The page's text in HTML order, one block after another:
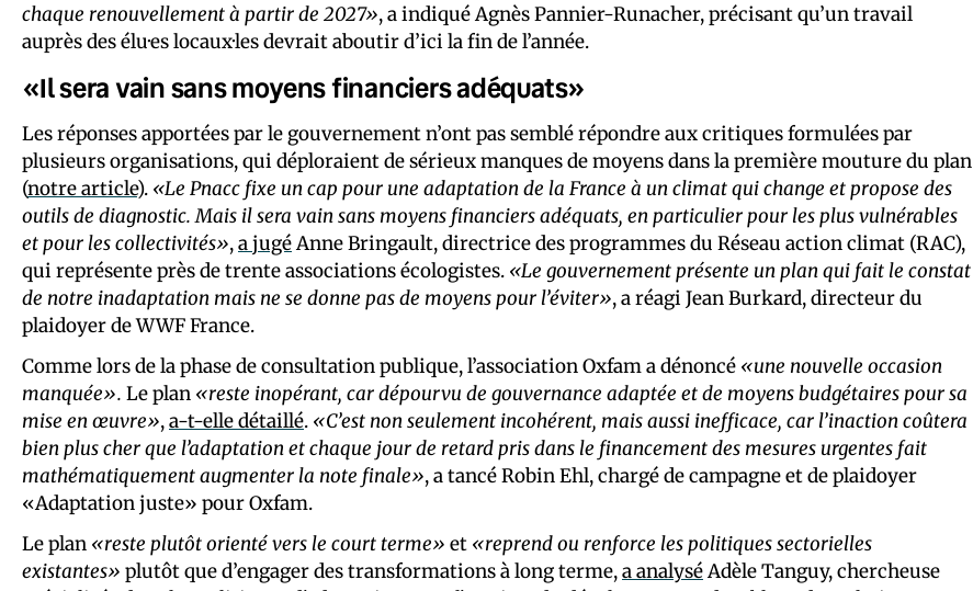
chaque renouvellement à partir de 2027», a indiqué Agnès Pannier-Runacher, précisant qu’un travail
auprès des élu·es locaux·les devrait aboutir d’ici la fin de l’année.
«Il sera vain sans moyens financiers adéquats»
Les réponses apportées par le gouvernement n’ont pas semblé répondre aux critiques formulées par
plusieurs organisations, qui déploraient de sérieux manques de moyens dans la première mouture du plan
(notre article). «Le Pnacc fixe un cap pour une adaptation de la France à un climat qui change et propose des
outils de diagnostic. Mais il sera vain sans moyens financiers adéquats, en particulier pour les plus vulnérables
et pour les collectivités»,a jugéAnne Bringault, directrice des programmes du Réseau action climat (RAC),
qui représente près de trente associations écologistes. «Le gouvernement présente un plan qui fait le constat
de notre inadaptation mais ne se donne pas de moyens pour l’éviter», a réagi Jean Burkard, directeur du
plaidoyer de WWF France.
Comme lors de la phase de consultation publique, l’association Oxfam a dénoncé «une nouvelle occasion
manquée». Le plan «reste inopérant, car dépourvu de gouvernance adaptée et de moyens budgétaires pour sa
mise en œuvre»,a-t-elle détaillé. «C’est non seulement incohérent, mais aussi inefficace, car l’inaction coûtera
bien plus cher que l’adaptation et chaque jour de retard pris dans le financement des mesures urgentes fait
mathématiquement augmenter la note finale», a tancé Robin Ehl, chargé de campagne et de plaidoyer
«Adaptation juste» pour Oxfam.
Le plan «reste plutôt orienté vers le court terme» et «reprend ou renforce les politiques sectorielles
existantes» plutôt que d’engager des transformations à long terme,a analyséAdèle Tanguy, chercheuse